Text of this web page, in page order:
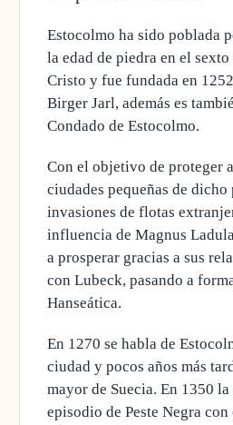
Estocolmo ha sido poblada
la edad de piedra en el
Cristo yfue fundada en
Birger Jarl, además es
Condado de Estocolmo.
Con el objetivo de proteger
ciudades pequeñas de dicho
invasiones de flotas
influencia de Magnus
a prosperar gracias a sus
con Lubeck, pasando a
Hanseática.
En 1270 se habla de
ciudad y pocos años más
mayor de Suecia.En 1350
episodio de Peste Negra con